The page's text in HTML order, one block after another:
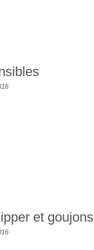
et goujons